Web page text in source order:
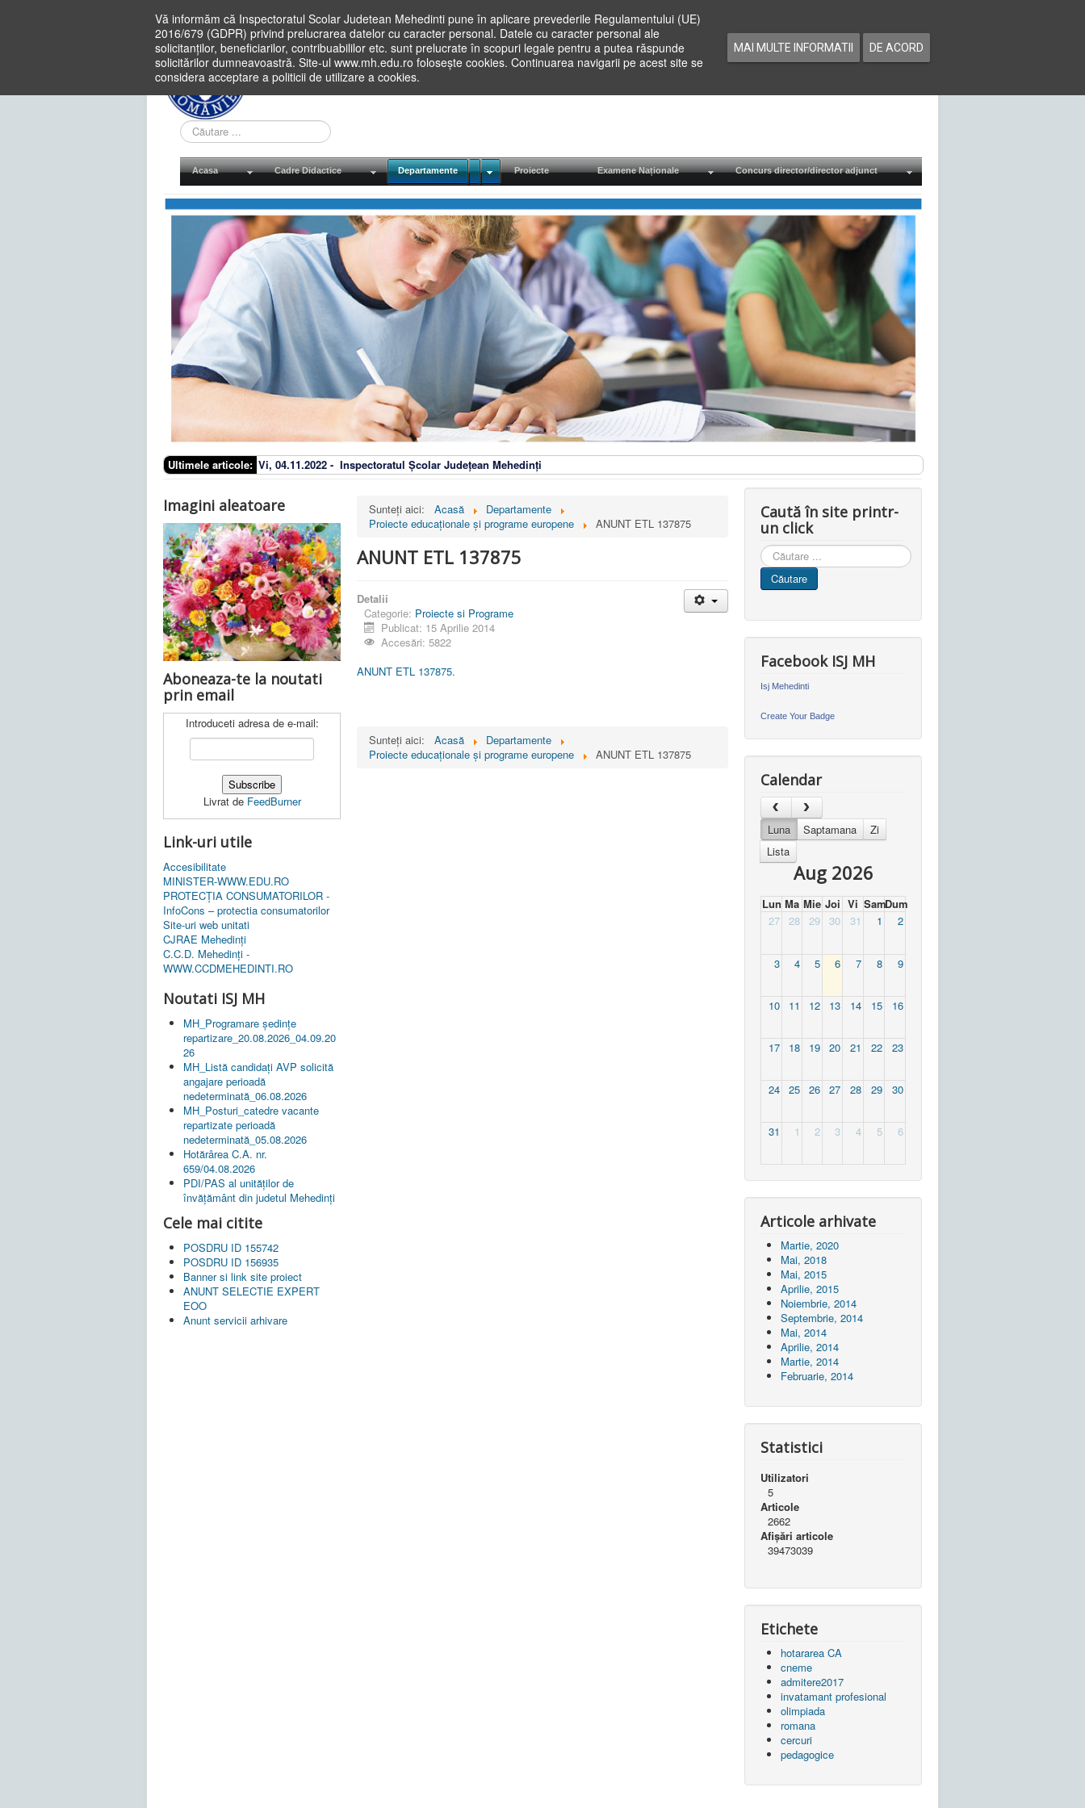
Vă informăm că Inspectoratul Scolar Judetean Mehedinti pune în aplicare prevederile Regulamentului (UE)
2016/679 (GDPR) privind prelucrarea datelor cu caracter personal. Datele cu caracter personal ale
solicitanților, beneficiarilor, contribuabililor etc. sunt prelucrate în scopuri legale pentru a putea răspunde
solicitărilor dumneavoastră. Site-ul www.mh.edu.ro folosește cookies. Continuarea navigarii pe acest site se
considera acceptare a politicii de utilizare a cookies.
MAI MULTE INFORMATII DE ACORD
Cauta
in
site
Acasa Cadre Didactice Departamente Proiecte Examene Naționale Concurs director/director adjunct
Ultimele articole: Vi, 04.11.2022 - Inspectoratul Școlar Județean Mehedinți
Imagini aleatoare
Aboneaza-te la noutati
prin email
Introduceti adresa de e-mail:
Livrat de FeedBurner
Link-uri utile
Accesibilitate
MINISTER-WWW.EDU.RO
PROTECȚIA CONSUMATORILOR -
InfoCons – protectia consumatorilor
Site-uri web unitati
CJRAE Mehedinți
C.C.D. Mehedinţi -
WWW.CCDMEHEDINTI.RO
Noutati ISJ MH
MH_Programare ședințe
repartizare_20.08.2026_04.09.20
26
MH_Listă candidați AVP solicită
angajare perioadă
nedeterminată_06.08.2026
MH_Posturi_catedre vacante
repartizate perioadă
nedeterminată_05.08.2026
Hotărârea C.A. nr.
659/04.08.2026
PDI/PAS al unităților de
învățământ din judetul Mehedinți
Cele mai citite
POSDRU ID 155742
POSDRU ID 156935
Banner si link site proiect
ANUNT SELECTIE EXPERT
EOO
Anunt servicii arhivare
Sunteți aici: Acasă
Departamente
Proiecte educaționale și programe europene
ANUNT ETL 137875
ANUNT ETL 137875
Detalii
Categorie: Proiecte si Programe
Publicat: 15 Aprilie 2014
Accesări: 5822
ANUNT ETL 137875.
Sunteți aici: Acasă
Departamente
Proiecte educaționale și programe europene
ANUNT ETL 137875
Caută în site printr-
un click
Cauta
in
site
Căutare
Facebook ISJ MH
Isj Mehedinti
Create Your Badge
Calendar
Luna Saptamana
Zi
Lista
Aug 2026
Lun Ma Mie Joi Vi SamDum
27
28 29 30 31 1 2
3 4 5 6 7 8 9
10 11 12 13 14 15 16
17 18 19 20 21 22 23
24 25 26 27 28 29 30
31 1 2 3 4 5 6
Articole arhivate
Martie, 2020
Mai, 2018
Mai, 2015
Aprilie, 2015
Noiembrie, 2014
Septembrie, 2014
Mai, 2014
Aprilie, 2014
Martie, 2014
Februarie, 2014
Statistici
Utilizatori
5
Articole
2662
Afișări articole
39473039
Etichete
hotararea CA
cneme
admitere2017
invatamant profesional
olimpiada
romana
cercuri
pedagogice